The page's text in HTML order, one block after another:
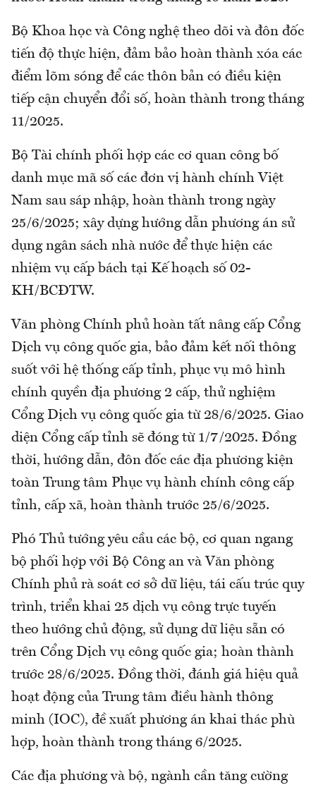
Bộ Khoa học và Công nghệ theo dõi và đôn đốc
tiến độ thực hiện, đảm bảo hoàn thành xóa các
điểm lõm sóng để các thôn bản có điều kiện
tiếp cận chuyển đổi số, hoàn thành trong tháng
11/2025.
Bộ Tài chính phối hợp các cơ quan công bố
danh mục mã số các đơn vị hành chính Việt
Nam sau sáp nhập, hoàn thành trong ngày
25/6/2025; xây dựng hướng dẫn phương án sử
dụng ngân sách nhà nước để thực hiện các
nhiệm vụ cấp bách tại Kế hoạch số 02-
KH/BCĐTW.
Văn phòng Chính phủ hoàn tất nâng cấp Cổng
Dịch vụ công quốc gia, bảo đảm kết nối thông
suốt với hệ thống cấp tỉnh, phục vụ mô hình
chính quyền địa phương 2 cấp, thử nghiệm
Cổng Dịch vụ công quốc gia từ 28/6/2025. Giao
diện Cổng cấp tỉnh sẽ đóng từ 1/7/2025. Đồng
thời, hướng dẫn, đôn đốc các địa phương kiện
toàn Trung tâm Phục vụ hành chính công cấp
tỉnh, cấp xã, hoàn thành trước 25/6/2025.
Phó Thủ tướng yêu cầu các bộ, cơ quan ngang
bộ phối hợp với Bộ Công an và Văn phòng
Chính phủ rà soát cơ sở dữ liệu, tái cấu trúc quy
trình, triển khai 25 dịch vụ công trực tuyến
theo hướng chủ động, sử dụng dữ liệu sẵn có
trên Cổng Dịch vụ công quốc gia; hoàn thành
trước 28/6/2025. Đồng thời, đánh giá hiệu quả
hoạt động của Trung tâm điều hành thông
minh (IOC), đề xuất phương án khai thác phù
hợp, hoàn thành trong tháng 6/2025.
Các địa phương và bộ, ngành cần tăng cường